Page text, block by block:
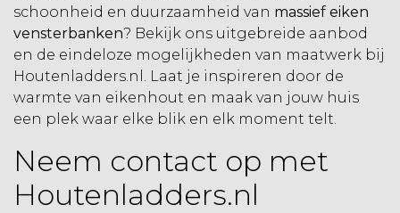
schoonheid en duurzaamheid van massief eiken
vensterbanken? Bekijk ons uitgebreide aanbod
en de eindeloze mogelijkheden van maatwerk bij
Houtenladders.nl. Laat je inspireren door de
warmte van eikenhout en maak van jouw huis
een plek waar elke blik en elk moment telt.
Neem contact op met
Houtenladders.nl